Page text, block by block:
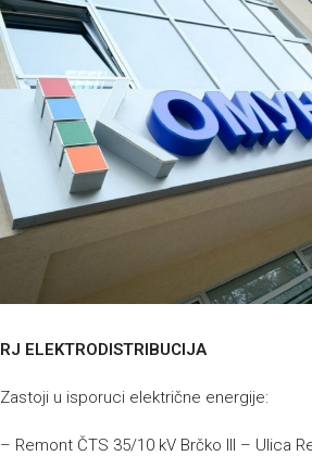
RJ ELEKTRODISTRIBUCIJA
Zastoji u isporuci električne energije:
– Remont ČTS 35/10 kV Brčko III – Ulica